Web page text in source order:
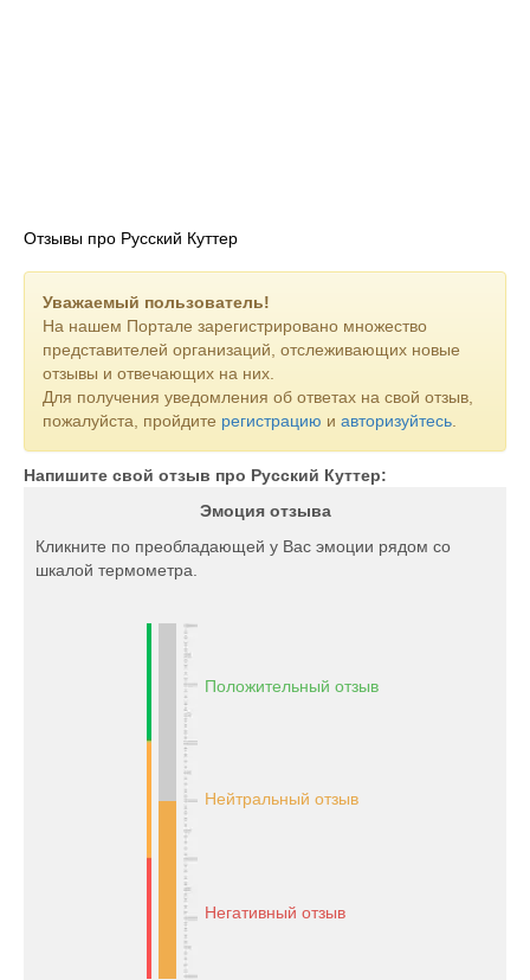
Отзывы про Русский Куттер
Уважаемый пользователь!
На нашем Портале зарегистрировано множество
представителей организаций, отслеживающих новые
отзывы и отвечающих на них.
Для получения уведомления об ответах на свой отзыв,
пожалуйста, пройдите регистрацию и авторизуйтесь
Напишите свой отзыв про Русский Куттер:
Эмоция отзыва
Кликните по преобладающей у Вас эмоции рядом со
шкалой термометра.
Положительный отзыв
Нейтральный отзыв
Негативный отзыв